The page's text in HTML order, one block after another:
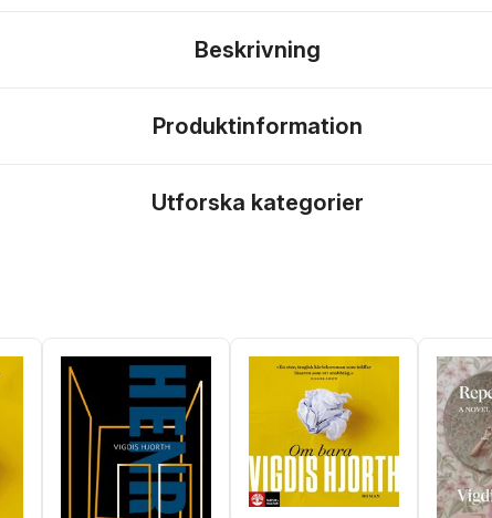
Beskrivning
Produktinformation
Utforska kategorier